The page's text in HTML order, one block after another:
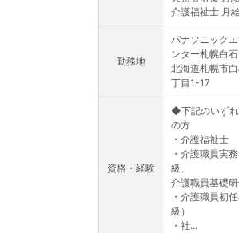
介護福祉士 月
勤務地
パナソニック
ンター札幌白石
北海道札幌市
丁目1-17
資格・経験
◆下記のいず
の方
・介護福祉士
・介護職員実
級、
介護職員基礎研
・介護職員初
級）
・社...